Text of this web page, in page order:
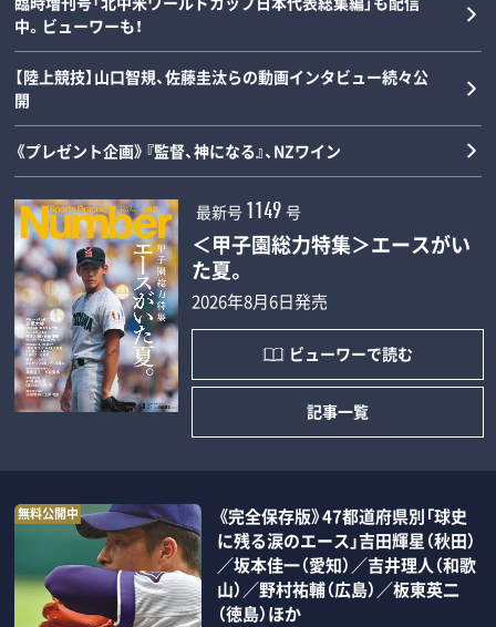
中。ビューワーも！
【陸上競技】山口智規、佐藤圭汰らの動画インタビュー続々公
開
《プレゼント企画》『監督、神になる』、NZワイン
最新号 1149 号
＜甲子園総力特集＞エースがい
た夏。
2026年8月6日発売
ビューワーで読む
記事一覧
無料公開中
《完全保存版》47都道府県別「球史
に残る涙のエース」吉田輝星（秋田）
／坂本佳一（愛知）／吉井理人（和歌
山）／野村祐輔（広島）／板東英二
（徳島）ほか